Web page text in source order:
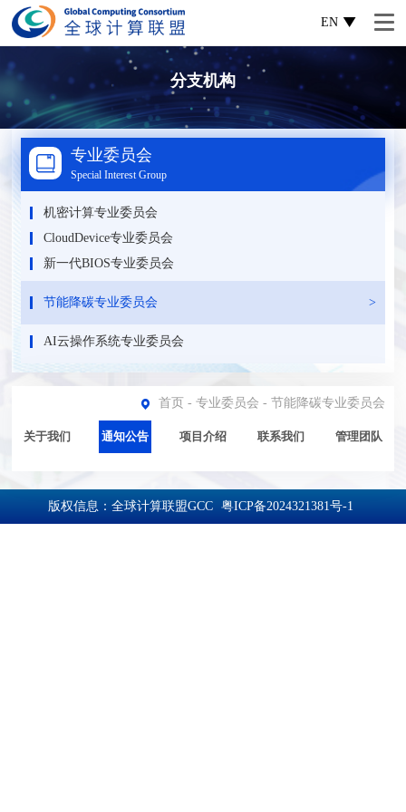
EN
分支机构
专业委员会
Special Interest Group
机密计算专业委员会
CloudDevice专业委员会
新一代BIOS专业委员会
节能降碳专业委员会
AI云操作系统专业委员会
首页 - 专业委员会 - 节能降碳专业委员会
关于我们 通知公告 项目介绍 联系我们 管理团队
版权信息：全球计算联盟GCC 粤ICP备2024321381号-1